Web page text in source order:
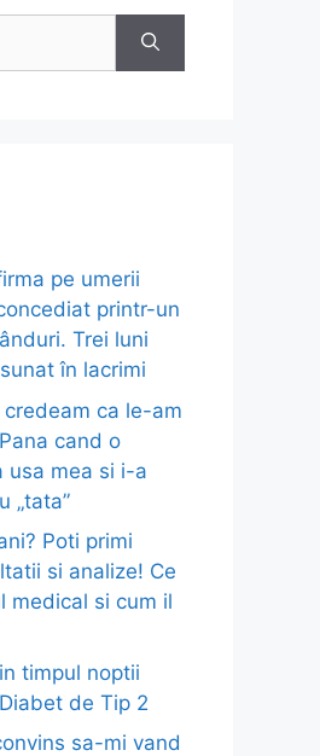
pe umerii
printr-un
Trei luni
în lacrimi
ca le-am
cand o
usa mea si i-a
„tata”
Poti primi
si analize! Ce
medical si cum il
timpul noptii
de Tip 2
sa-mi vand